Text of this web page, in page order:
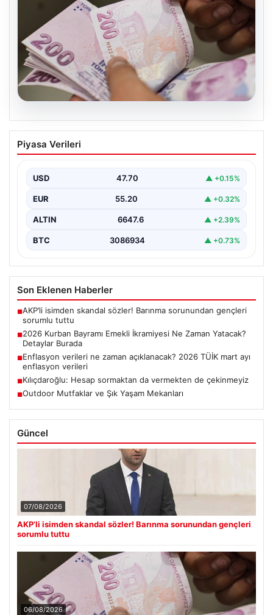
06.08.2026
2026 Kurban Bayramı Emekli İkramiyesi
Ne Zaman Yatacak? Detaylar Burada
milyon emekli vatandaşın merakla beklediği bayram
ikramiyesi…
Piyasa Verileri
USD 47.70 ▲ +0.15%
EUR 55.20 ▲ +0.32%
ALTIN 6647.6 ▲ +2.39%
BTC 3086934 ▲ +0.73%
Son Eklenen Haberler
■AKP’li isimden skandal sözler! Barınma sorunundan gençleri
sorumlu tuttu
■2026 Kurban Bayramı Emekli İkramiyesi Ne Zaman Yatacak?
Detaylar Burada
■Enflasyon verileri ne zaman açıklanacak? 2026 TÜİK mart ayı
enflasyon verileri
■Kılıçdaroğlu: Hesap sormaktan da vermekten de çekinmeyiz
■Outdoor Mutfaklar ve Şık Yaşam Mekanları
Güncel
07/08/2026
AKP’li isimden skandal sözler! Barınma sorunundan gençleri
sorumlu tuttu
06/08/2026